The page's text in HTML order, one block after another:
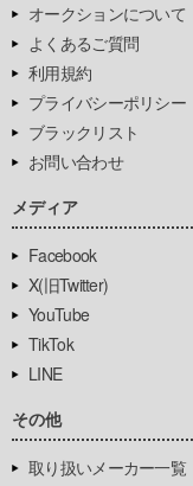
オークションについて
よくあるご質問
利用規約
プライバシーポリシー
ブラックリスト
お問い合わせ
メディア
Facebook
X(旧Twitter)
YouTube
TikTok
LINE
その他
取り扱いメーカー一覧